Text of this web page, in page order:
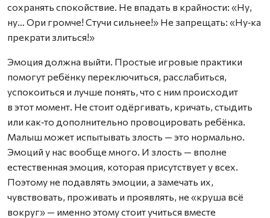
сохранять спокойствие. Не впадать в крайности: «Ну,
ну… Ори громче! Стучи сильнее!» Не запрещать: «Ну‑ка
прекрати злиться!»
Эмоция должна выйти. Простые игровые практики
помогут ребёнку переключиться, расслабиться,
успокоиться и лучше понять, что с ним происходит
в этот момент. Не стоит одёргивать, кричать, стыдить
или как‑то дополнительно провоцировать ребёнка.
Малыш может испытывать злость — это нормально.
Эмоций у нас вообще много. И злость — вполне
естественная эмоция, которая присутствует у всех.
Поэтому не подавлять эмоции, а замечать их,
чувствовать, проживать и проявлять, не «круша всё
вокруг» — именно этому стоит учиться вместе